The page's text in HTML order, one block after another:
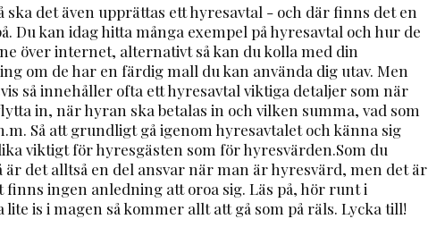
ska det även upprättas ett hyresavtal - och där finns det en
Du kan idag hitta många exempel på hyresavtal och hur de
över internet, alternativt så kan du kolla med din
om de har en färdig mall du kan använda dig utav. Men
så innehåller ofta ett hyresavtal viktiga detaljer som när
in, när hyran ska betalas in och vilken summa, vad som
Så att grundligt gå igenom hyresavtalet och känna sig
viktigt för hyresgästen som för hyresvärden.Som du
är det alltså en del ansvar när man är hyresvärd, men det är
finns ingen anledning att oroa sig. Läs på, hör runt i
is i magen så kommer allt att gå som på räls. Lycka till!